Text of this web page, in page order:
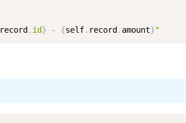
record. id} - {self. record. amount}"